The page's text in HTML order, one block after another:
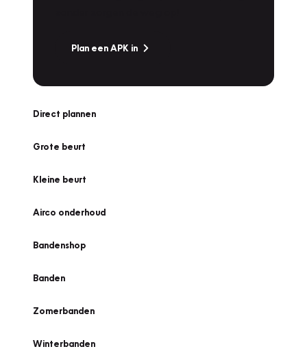
Plan een APK in
Direct plannen
Grote beurt
Kleine beurt
Airco onderhoud
Bandenshop
Banden
Zomerbanden
Winterbanden